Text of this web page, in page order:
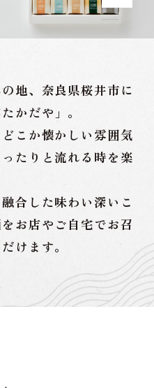
地、奈良県桜井市に
かだや」。
こか懐かしい雰囲気
ったりと流れる時を楽
合した味わい深いこ
お店やご自宅でお召
けます。